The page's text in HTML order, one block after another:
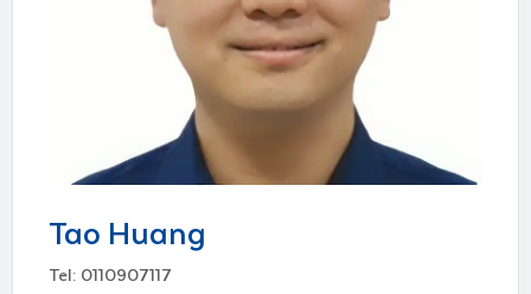
Tao Huang
Tel: 0110907117